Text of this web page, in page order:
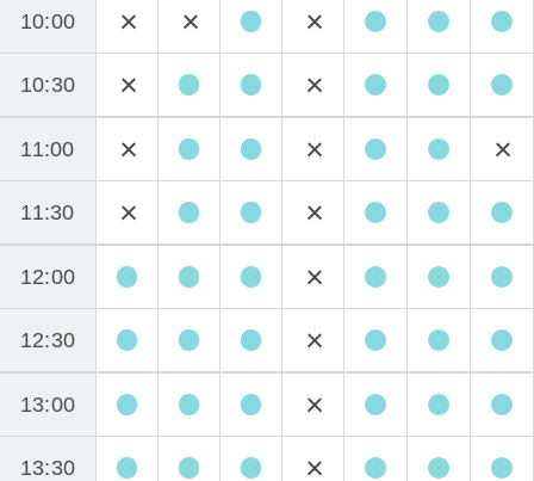
10:00
10:30
11:00
11:30
12:00
12:30
13:00
13:30